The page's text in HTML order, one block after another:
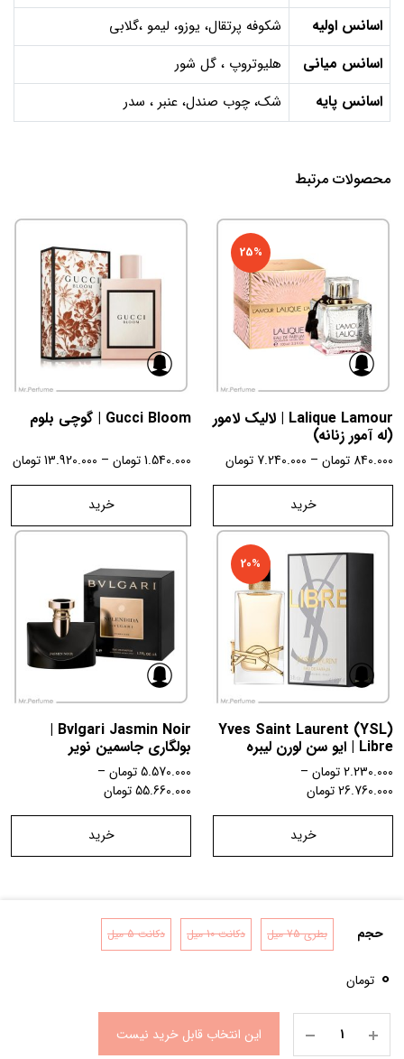
0
حجم بطری 75 میل دکانت 10 میل دکانت 5 میل
0 تومان
این انتخاب قابل خرید نیست
اسانس اولیه شکوفه پرتقال، یوزو، لیمو ،گلابی
اسانس میانی هلیوتروپ ، گل شور
اسانس پایه شک، چوب صندل، عنبر ، سدر
محصولات مرتبط
25%
Lalique Lamour | لالیک لامور
(له آمور زنانه)
840.000 تومان –
7.240.000 تومان
خرید
Gucci Bloom | گوچی بلوم
1.540.000تومان –
13.920.000تومان
خرید
20%
Yves Saint Laurent (YSL)
Libre | ایو سن لورن لیبره
2.230.000تومان –
26.760.000تومان
خرید
Bvlgari Jasmin Noir |
بولگاری جاسمین نویر
5.570.000تومان –
55.660.000تومان
خرید